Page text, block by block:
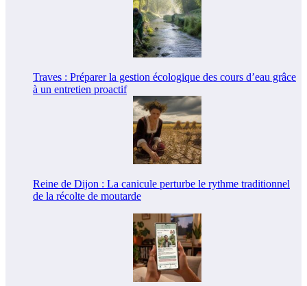
Traves : Préparer la gestion écologique des cours d’eau grâce
à un entretien proactif
Reine de Dijon : La canicule perturbe le rythme traditionnel
de la récolte de moutarde